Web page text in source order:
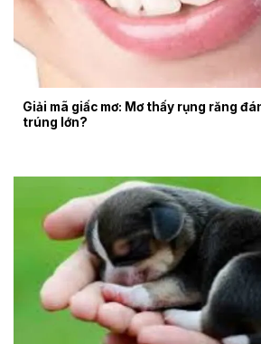
Giải mã giấc mơ: Mơ thấy rụng răng
trúng lớn?